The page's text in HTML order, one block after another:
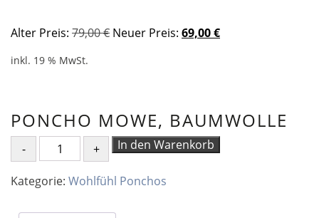
Alter Preis: 79,00€ Ursprünglicher
Neuer Preis: 69,00€Aktueller
inkl. 19 % MwSt.
PONCHO MOWE, BAUMWOLLE
PONCHO
MOWE,
BAUMWOLLE
Menge
In den Warenkorb
Kategorie: Wohlfühl Ponchos